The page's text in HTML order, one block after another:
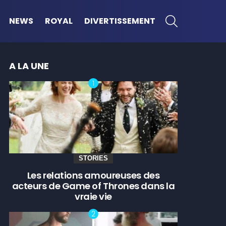
NEWS ROYAL DIVERTISSEMENT
A LA UNE
STORIES
Les relations amoureuses des
acteurs de Game of Thrones dans la
vraie vie